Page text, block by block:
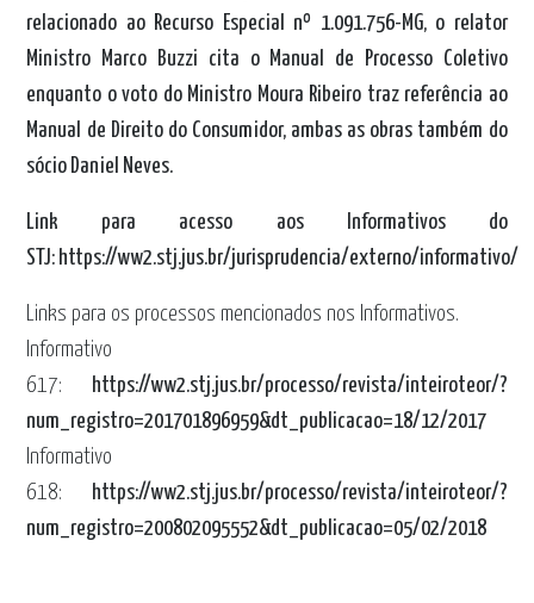
relacionado ao Recurso Especial nº 1.091.756-MG, o relator
Ministro Marco Buzzi cita o Manual de Processo Coletivo
enquanto o voto do Ministro Moura Ribeiro traz referência ao
Manual de Direito do Consumidor, ambas as obras também do
sócio Daniel Neves.
Link para acesso aos Informativos do
STJ: https://ww2.stj.jus.br/jurisprudencia/externo/informativo/
Links para os processos mencionados nos Informativos.
Informativo
617:
https://ww2.stj.jus.br/processo/revista/inteiroteor/?
num_registro=201701896959&dt_publicacao=18/12/2017
Informativo
618:
https://ww2.stj.jus.br/processo/revista/inteiroteor/?
num_registro=200802095552&dt_publicacao=05/02/2018